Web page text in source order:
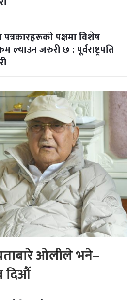
पक्षमा विशेष
ल्याउन जरुरी छ : पूर्वराष्ट्रपति
ओलीले भने–
दिऔं